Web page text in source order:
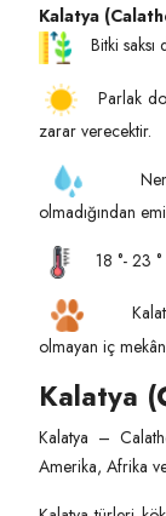
Kalatya
Bitki saksı
Parlak
zarar verecektir.
Nemli
olmadığından
18 °- 23 °
Kalatya
olmayan iç
Kalatya
Kalatya –
Amerika, Afrika